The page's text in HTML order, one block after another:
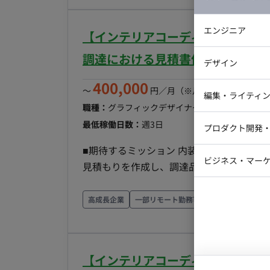
働き方 ・月の稼働量：応相談 ・フルリモ
特に指定がないため、平日日中帯および夜
業時間は平日ビジネスタイムのため、チャ
【インテリアコーディネーター/
調達における見積書作成業務案件
〜 400,000 円／月 （※月160時間稼働の場
職種： グラフィックデザイナー・CGデザイナー
最低稼働日数： 週3日
■期待するミッション 内装設計・調達業務
見積もりを作成し、調達品のリスト化と管
を担うことも可能です。 ■業務内容 【設計図面読解と見積もり作成サポート】 ・内装の設計図面
ど）の調達先（メーカー・業者）の情報収
高成長企業 一部リモート勤務可
【インテリアコーディネーター/
エンジニア
インフラエ
テストエン
デザイン
Webデザイ
ラストレー
編集・ライティ
プロダクト開発
クトマネー
ビジネス・マー